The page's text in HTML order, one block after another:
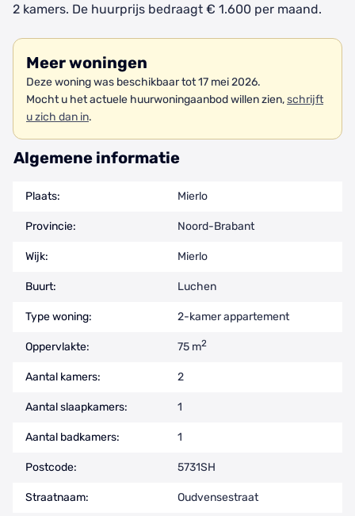
2 kamers. De huurprijs bedraagt € 1.600 per maand.
Meer woningen
Deze woning was beschikbaar tot 17 mei 2026.
Mocht u het actuele huurwoningaanbod willen zien,schrijft
u zich dan in.
Algemene informatie
Plaats: Mierlo
Provincie: Noord-Brabant
Wijk: Mierlo
Buurt: Luchen
Type woning: 2-kamer appartement
Oppervlakte: 75 m2
Aantal kamers: 2
Aantal slaapkamers: 1
Aantal badkamers: 1
Postcode: 5731SH
Straatnaam: Oudvensestraat